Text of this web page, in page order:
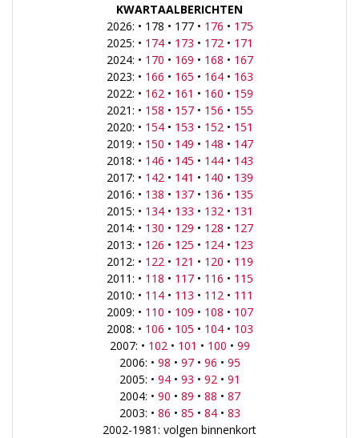
KWARTAALBERICHTEN
2026: • 178 • 177 • 176 • 175
2025: • 174• 173 • 172• 171
2024: • 170 • 169 • 168 • 167
2023: • 166 • 165 • 164• 163
2022: • 162• 161 • 160 • 159
2021: • 158 • 157• 156 • 155
2020: • 154• 153 • 152• 151
2019: • 150 • 149 • 148 • 147
2018: • 146 • 145 • 144• 143
2017: • 142• 141 • 140 • 139
2016: • 138 • 137• 136 • 135
2015: • 134• 133 • 132• 131
2014: • 130 • 129 • 128 • 127
2013: • 126 • 125 • 124• 123
2012: • 122• 121 • 120 • 119
2011: • 118 • 117• 116 • 115
2010: • 114• 113 • 112• 111
2009: • 110 • 109 • 108 • 107
2008: • 106 • 105 • 104• 103
2007: • 102• 101 • 100 • 99
2006: • 98 • 97• 96 • 95
2005: • 94• 93 • 92• 91
2004: • 90 • 89 • 88 • 87
2003: • 86 • 85 • 84• 83
2002-1981: volgen binnenkort